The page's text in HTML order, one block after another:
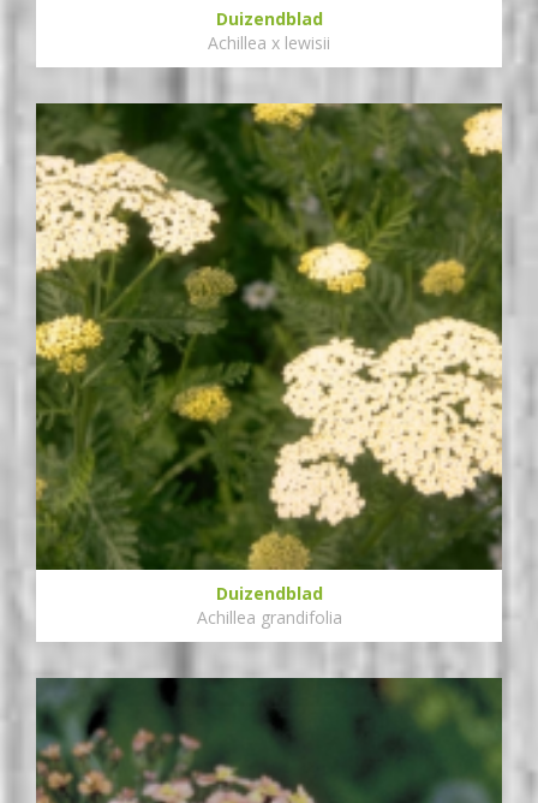
Duizendblad
Achillea x lewisii
Duizendblad
Achillea grandifolia